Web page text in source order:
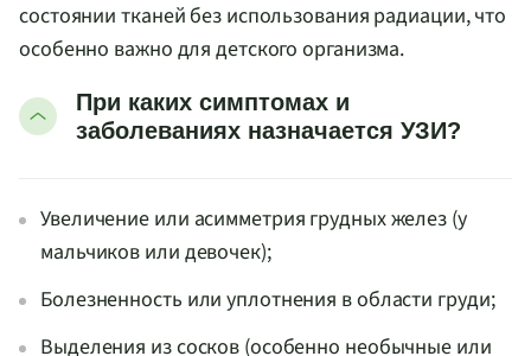
состоянии тканей без использования радиации, что
особенно важно для детского организма.
При каких симптомах и
заболеваниях назначается УЗИ?
Увеличение или асимметрия грудных желез (у
мальчиков или девочек);
Болезненность или уплотнения в области груди;
Выделения из сосков (особенно необычные или